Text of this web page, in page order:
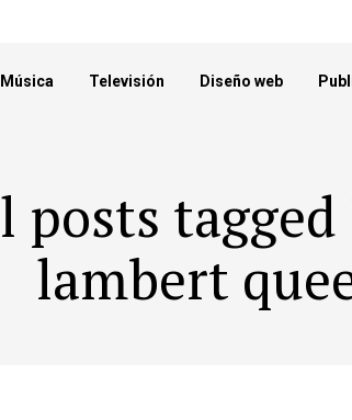
Música Televisión Diseño web
posts tagged
lambert